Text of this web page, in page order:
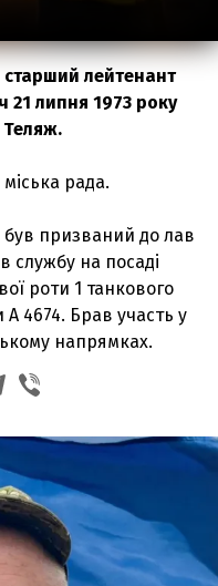
лейтенант
21 липня 1973 року
рада.
призваний до лав
службу на посаді
роти 1 танкового
А 4674. Брав участь у
напрямках.